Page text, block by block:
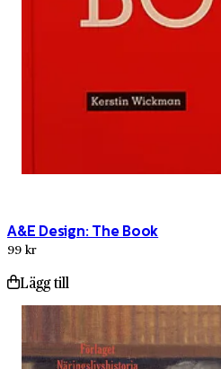
A&E Design: The Book
99 kr
Lägg till